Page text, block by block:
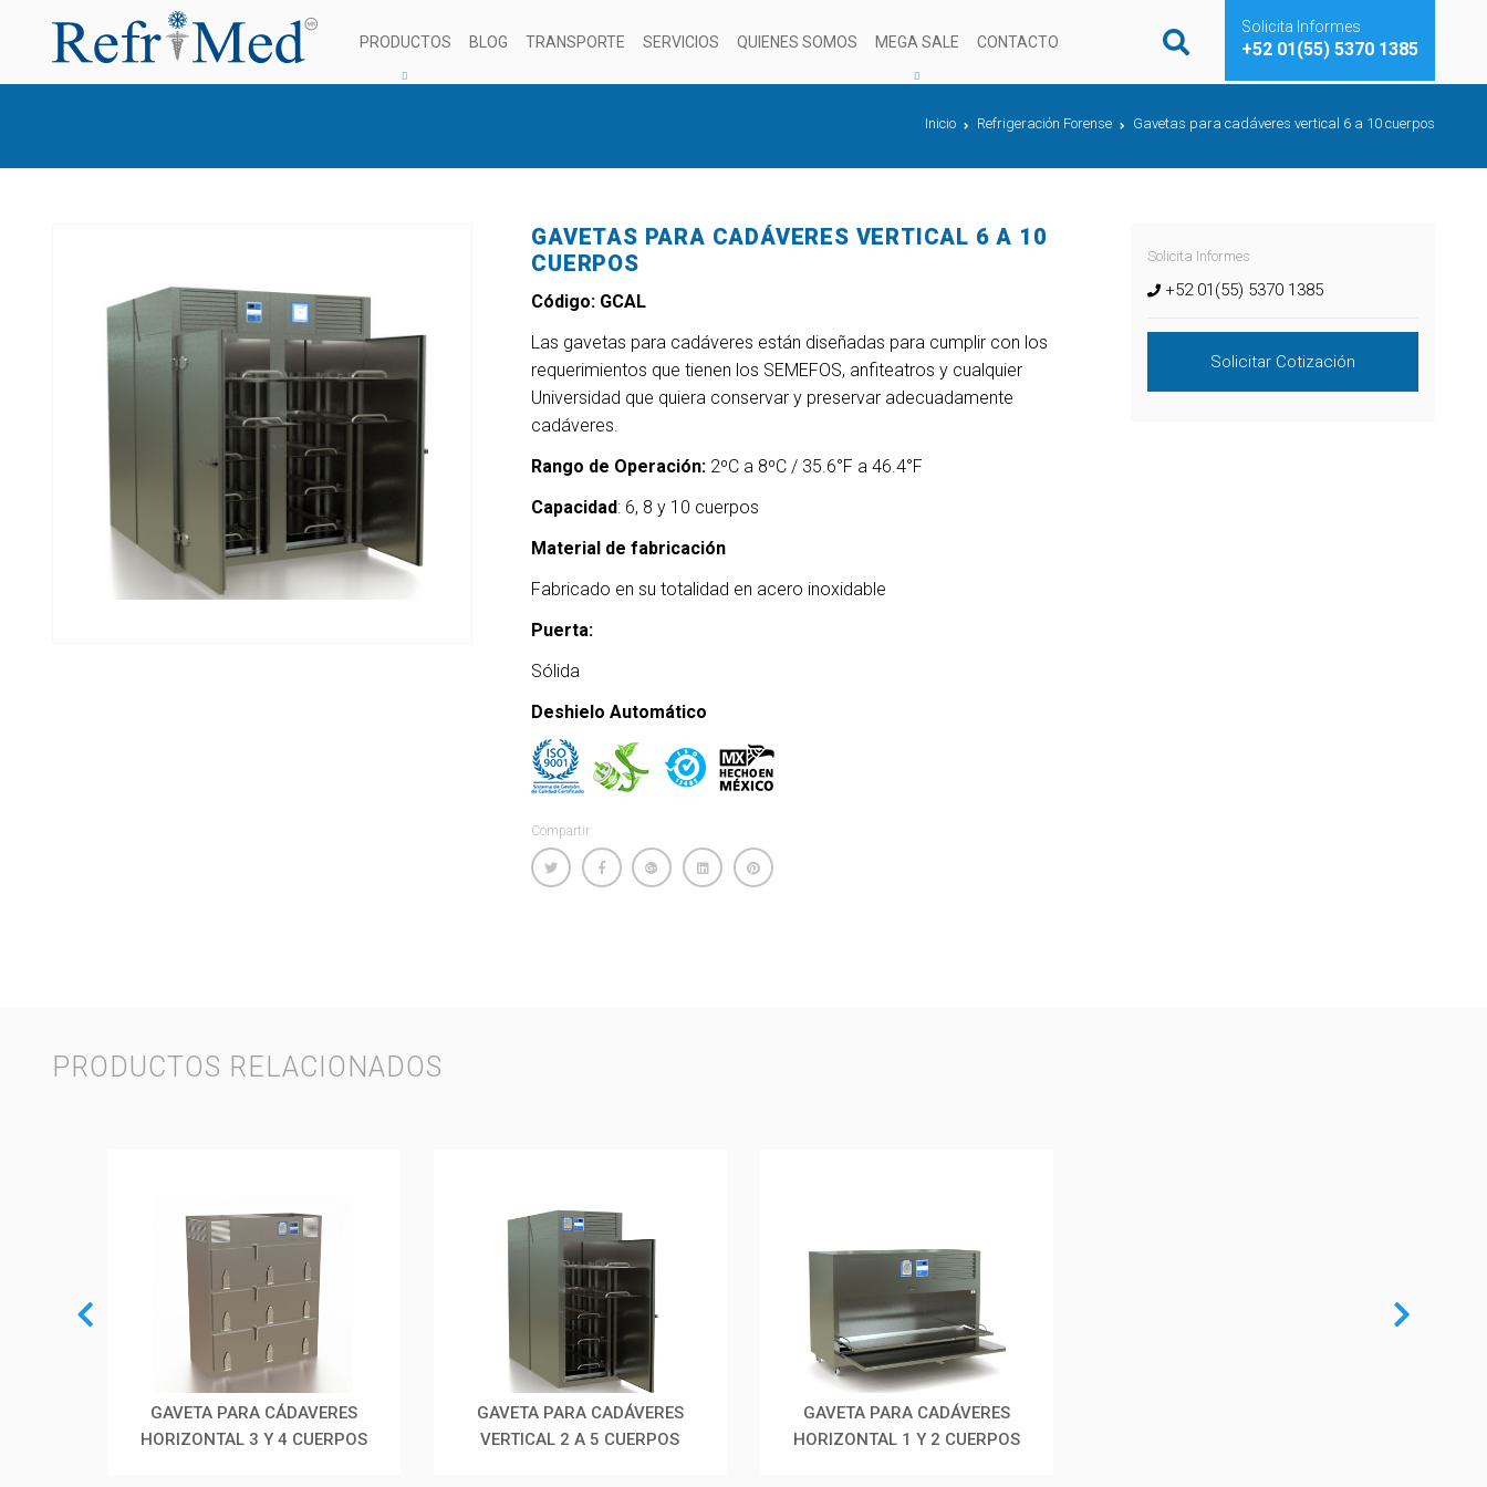
PRODUCTOS BLOG TRANSPORTE SERVICIOS QUIENES SOMOS MEGA SALE CONTACTO
Solicita Informes
+52 01(55) 5370 1385
Inicio Refrigeración Forense Gavetas para cadáveres vertical 6 a 10 cuerpos
GAVETAS PARA CADÁVERES VERTICAL 6 A 10
CUERPOS
Código: GCAL
Las gavetas para cadáveres están diseñadas para cumplir con los
requerimientos que tienen los SEMEFOS, anfiteatros y cualquier
Universidad que quiera conservar y preservar adecuadamente
cadáveres.
Rango de Operación: 2ºC a 8ºC / 35.6°F a 46.4°F
Capacidad: 6, 8 y 10 cuerpos
Material de fabricación
Fabricado en su totalidad en acero inoxidable
Puerta:
Sólida
Deshielo Automático
Compartir:
Solicita Informes
+52 01(55) 5370 1385
Solicitar Cotización
PRODUCTOS RELACIONADOS
GAVETA PARA CÁDAVERES
HORIZONTAL 3 Y 4 CUERPOS
GAVETA PARA CADÁVERES
VERTICAL 2 A 5 CUERPOS
GAVETA PARA CADÁVERES
HORIZONTAL 1 Y 2 CUERPOS